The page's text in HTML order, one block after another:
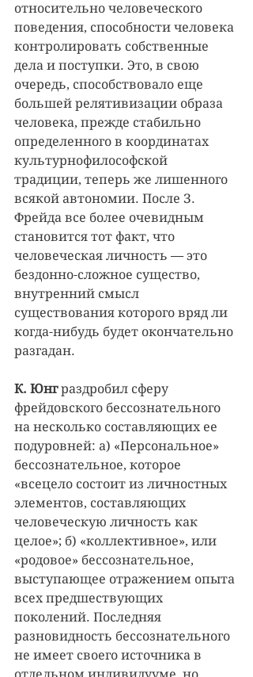
относительно человеческого
поведения, способности человека
контролировать собственные
дела и поступки. Это, в свою
очередь, способствовало еще
большей релятивизации образа
человека, прежде стабильно
определенного в координатах
культурнофилософской
традиции, теперь же лишенного
всякой автономии. После З.
Фрейда все более очевидным
становится тот факт, что
человеческая личность — это
бездонно-сложное существо,
внутренний смысл
существования которого вряд ли
когда-нибудь будет окончательно
разгадан.
К. Юнг раздробил сферу
фрейдовского бессознательного
на несколько составляющих ее
подуровней: а) «Персональное»
бессознательное, которое
«всецело состоит из личностных
элементов, составляющих
человеческую личность как
целое»; б) «коллективное», или
«родовое» бессознательное,
выступающее отражением опыта
всех предшествующих
поколений. Последняя
разновидность бессознательного
не имеет своего источника в